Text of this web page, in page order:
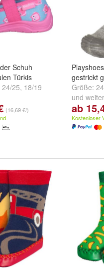
Schuh
Türkis
24/25, 18/19
(16,69 €/)
gestrickt
Größe:
und
ab
Kostenloser